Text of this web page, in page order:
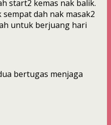
start2 kemas nak balik.
dah nak masak2
untuk berjuang hari
bertugas menjaga